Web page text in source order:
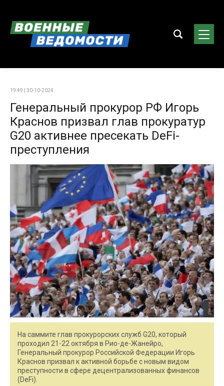
19:49 | 30-10-2024
Генеральный прокурор РФ Игорь
Краснов призвал глав прокуратур
G20 активнее пресекать DeFi-
преступления
На саммите глав прокурорских служб G20, который
проходил 21-22 октября в Рио-де-Жанейро,
Генеральный прокурор Российской Федерации Игорь
Краснов призвал к активной борьбе с новым видом
преступности в сфере децентрализованных финансов
(DeFi).